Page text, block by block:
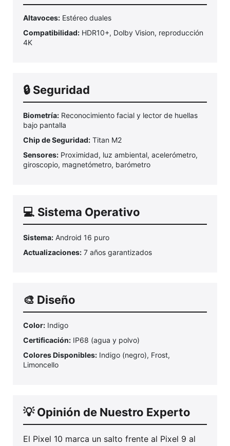
Altavoces: Estéreo duales
Compatibilidad: HDR10+, Dolby Vision, reproducción
4K
🔒 Seguridad
Biometría: Reconocimiento facial y lector de huellas
bajo pantalla
Chip de Seguridad: Titan M2
Sensores: Proximidad, luz ambiental, acelerómetro,
giroscopio, magnetómetro, barómetro
💻 Sistema Operativo
Sistema: Android 16 puro
Actualizaciones: 7 años garantizados
🎨 Diseño
Color: Indigo
Certificación: IP68 (agua y polvo)
Colores Disponibles: Indigo (negro), Frost,
Limoncello
💡 Opinión de Nuestro Experto
El Pixel 10 marca un salto frente al Pixel 9 al